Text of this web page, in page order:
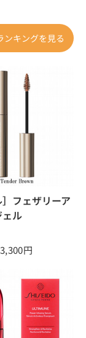
ンキングを見る
］フェザリーア
ル
円